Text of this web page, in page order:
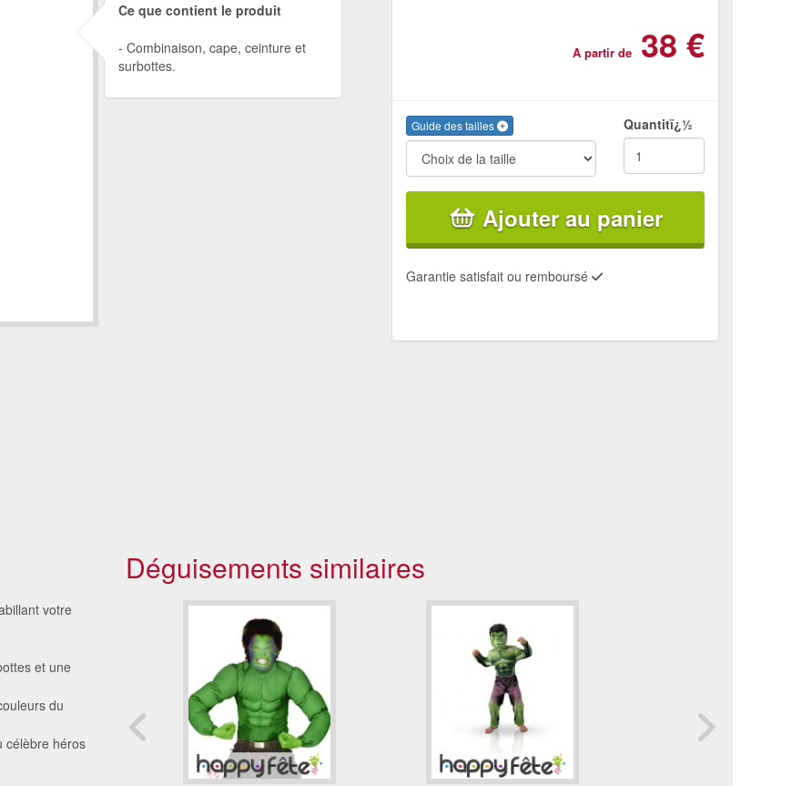
Ce que contient le produit
Combinaison, cape, ceinture et
surbottes.
A partir de 38 €
Guide des tailles Quantitï¿½
Ajouter au panier
Garantie satisfait ou remboursé
votre
et une
du
célèbre héros
Déguisements similaires